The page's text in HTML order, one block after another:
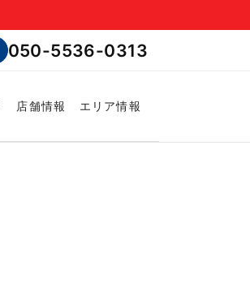
050-5536-0313
店舗情報 エリア情報